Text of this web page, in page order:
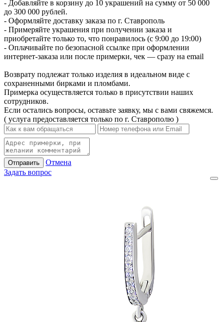
- Добавляйте в корзину до 10 украшений на сумму от 50 000
до 300 000 рублей.
- Оформляйте доставку заказа по г. Ставрополь
- Примеряйте украшения при получении заказа и
приобретайте только то, что понравилось (с 9:00 до 19:00)
- Оплачивайте по безопасной ссылке при оформлении
интернет-заказа или после примерки, чек — сразу на email
Возврату подлежат только изделия в идеальном виде с
сохраненными бирками и пломбами.
Примерка осуществляется только в присутствии наших
сотрудников.
Если остались вопросы, оставьте заявку, мы с вами свяжемся.
( услуга предоставляется только по г. Ставрополю )
Отправить
Отмена
Задать вопрос